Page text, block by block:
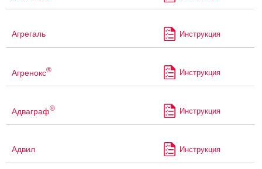
Агрегаль Инструкция
Агренокс® Инструкция
Адваграф® Инструкция
Адвил Инструкция